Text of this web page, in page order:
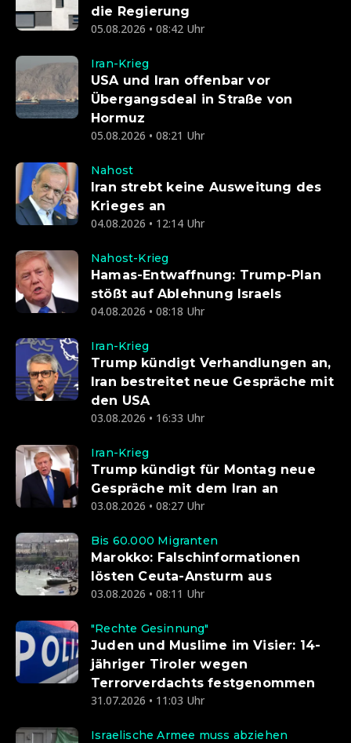
die Regierung
05.08.2026 • 08:42 Uhr
Iran-Krieg
USA und Iran offenbar vor
Übergangsdeal in Straße von
Hormuz
05.08.2026 • 08:21 Uhr
Nahost
Iran strebt keine Ausweitung des
Krieges an
04.08.2026 • 12:14 Uhr
Nahost-Krieg
Hamas-Entwaffnung: Trump-Plan
stößt auf Ablehnung Israels
04.08.2026 • 08:18 Uhr
Iran-Krieg
Trump kündigt Verhandlungen an,
Iran bestreitet neue Gespräche mit
den USA
03.08.2026 • 16:33 Uhr
Iran-Krieg
Trump kündigt für Montag neue
Gespräche mit dem Iran an
03.08.2026 • 08:27 Uhr
Bis 60.000 Migranten
Marokko: Falschinformationen
lösten Ceuta-Ansturm aus
03.08.2026 • 08:11 Uhr
"Rechte Gesinnung"
Juden und Muslime im Visier: 14-
jähriger Tiroler wegen
Terrorverdachts festgenommen
31.07.2026 • 11:03 Uhr
Israelische Armee muss abziehen